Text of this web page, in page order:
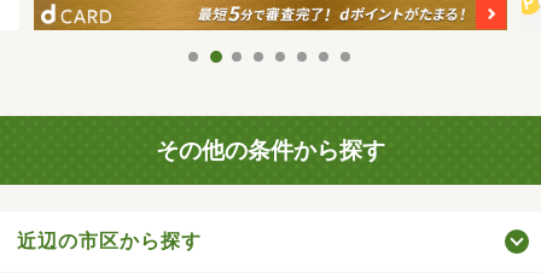
その他の条件から探す
近辺の市区から探す